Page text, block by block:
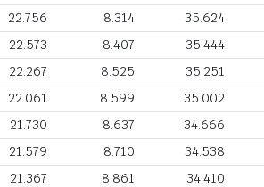
22.756 8.314 35.624
22.573 8.407 35.444
22.267 8.525 35.251
22.061 8.599 35.002
21.730 8.637 34.666
21.579 8.710 34.538
21.367 8.861 34.410